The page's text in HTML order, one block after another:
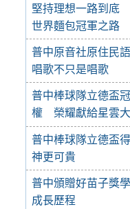
堅持理想一路到底
世界麵包冠軍之路
普中原音社原住民
唱歌不只是唱歌
普中棒球隊立德盃
權 榮耀獻給星雲
普中棒球隊立德盃
神更可貴
普中頒贈好苗子獎
成長歷程